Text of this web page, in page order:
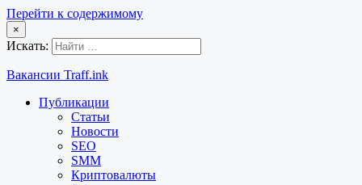
Перейти к содержимому
×
Искать:
Вакансии Traff.ink
Публикации
Статьи
Новости
SEO
SMM
Криптовалюты